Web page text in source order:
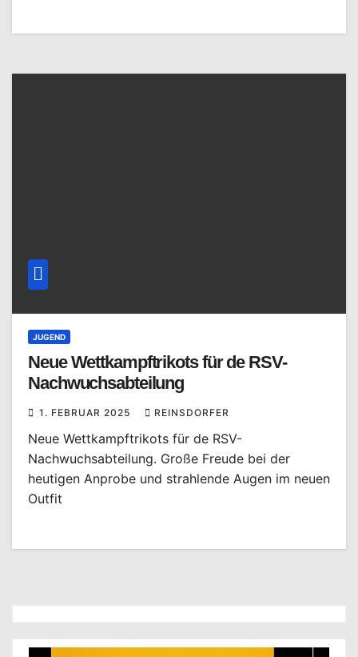
JUGEND
Neue Wettkampftrikots für de RSV-
Nachwuchsabteilung
1. FEBRUAR 2025 REINSDORFER
Neue Wettkampftrikots für de RSV-
Nachwuchsabteilung. Große Freude bei der
heutigen Anprobe und strahlende Augen im neuen
Outfit